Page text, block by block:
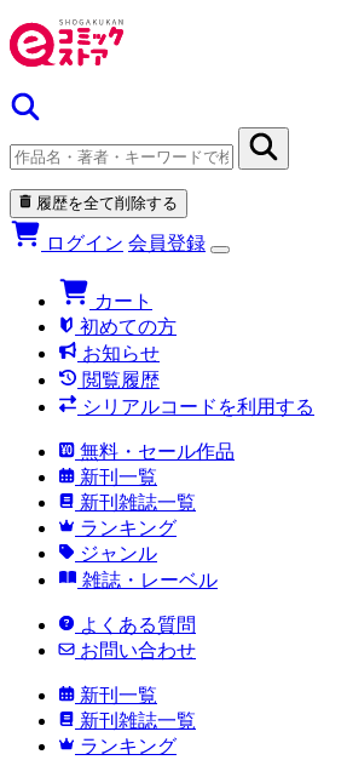
履歴を全て削除する
ログイン 会員登録
カート
初めての方
お知らせ
閲覧履歴
シリアルコードを利用する
無料・セール作品
新刊一覧
新刊雑誌一覧
ランキング
ジャンル
雑誌・レーベル
よくある質問
お問い合わせ
新刊一覧
新刊雑誌一覧
ランキング